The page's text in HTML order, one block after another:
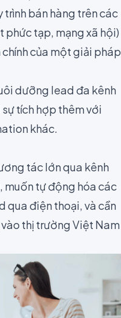
trình bán hàng trên các
phức tạp, mạng xã hội)
của một giải pháp
dưỡng lead đa kênh
tích hợp thêm với
khác.
tác lớn qua kênh
muốn tự động hóa các
qua điện thoại, và cần
thị trường Việt Nam